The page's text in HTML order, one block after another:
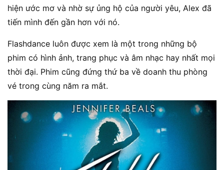
hiện ước mơ và nhờ sự ủng hộ của người yêu, Alex đã
tiến mình đến gần hơn với nó.
Flashdance luôn được xem là một trong những bộ
phim có hình ảnh, trang phục và âm nhạc hay nhất mọi
thời đại. Phim cũng đứng thứ ba về doanh thu phòng
vé trong cùng năm ra mắt.